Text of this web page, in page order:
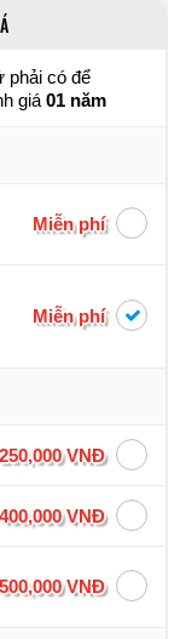
phải có để
giá 01 năm
Miễn phí
Miễn phí
250,000 VNĐ
400,000 VNĐ
500,000 VNĐ